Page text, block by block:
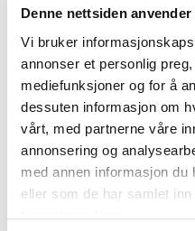
Denne nettsiden
Vi bruker
annonser et personlig
mediefunksjoner og for å
dessuten informasjon om
vårt, med partnerne våre
annonsering og
med annen informasjon du
eller som de har samlet
Størrelse
Navn
Motiv
LEGG I HANDLEKURV